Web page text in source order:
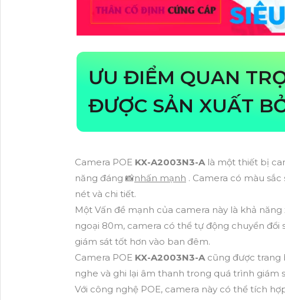
ƯU ĐIỂM QUAN
ĐƯỢC SẢN XUẤT
Camera POE KX-A2003N3-A là một thiết bị
năng đáng 📸nhấn mạnh . Camera có màu
nét và chi tiết.
Một Vấn đề mạnh của camera này là khả
ngoại 80m, camera có thể tự động chuyển đổi
giám sát tốt hơn vào ban đêm.
Camera POE KX-A2003N3-A cũng được trang
nghe và ghi lại âm thanh trong quá trình giám
Với công nghệ POE, camera này có thể tích